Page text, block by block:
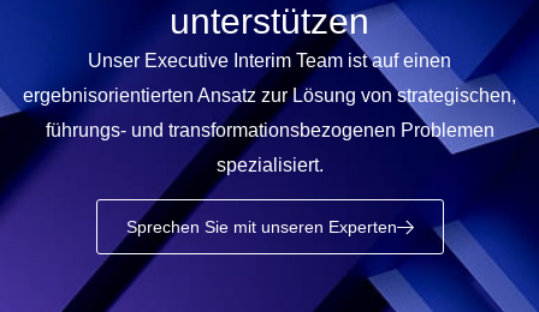
unterstützen
Unser Executive Interim Team ist auf einen
ergebnisorientierten Ansatz zur Lösung von strategischen,
führungs- und transformationsbezogenen Problemen
spezialisiert.
Sprechen Sie mit unseren Experten